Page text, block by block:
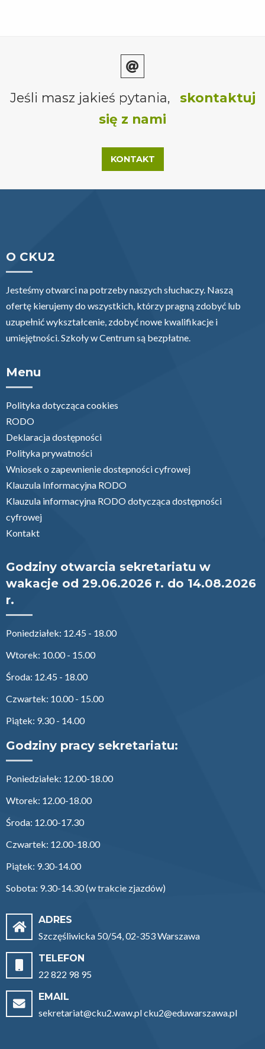
Jeśli masz jakieś pytania,
skontaktuj
się z nami
KONTAKT
O CKU2
Jesteśmy otwarci na potrzeby naszych słuchaczy. Naszą
ofertę kierujemy do wszystkich, którzy pragną zdobyć lub
uzupełnić wykształcenie, zdobyć nowe kwalifikacje i
umiejętności. Szkoły w Centrum są bezpłatne.
Menu
Polityka dotycząca cookies
RODO
Deklaracja dostępności
Polityka prywatności
Wniosek o zapewnienie dostepności cyfrowej
Klauzula Informacyjna RODO
Klauzula informacyjna RODO dotycząca dostępności
cyfrowej
Kontakt
Godziny otwarcia sekretariatu w
wakacje od 29.06.2026 r. do 14.08.2026
r.
Poniedziałek: 12.45 - 18.00
Wtorek: 10.00 - 15.00
Środa: 12.45 - 18.00
Czwartek: 10.00 - 15.00
Piątek: 9.30 - 14.00
Godziny pracy sekretariatu:
Poniedziałek: 12.00-18.00
Wtorek: 12.00-18.00
Środa: 12.00-17.30
Czwartek: 12.00-18.00
Piątek: 9.30-14.00
Sobota: 9.30-14.30 (w trakcie zjazdów)
ADRES
Szczęśliwicka 50/54, 02-353 Warszawa
TELEFON
22 822 98 95
EMAIL
sekretariat@cku2.waw.pl cku2@eduwarszawa.pl